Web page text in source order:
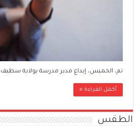
تم، الخميس، إيداع مدير مدرسة بولاية
أكمل القراءة »
الطقس